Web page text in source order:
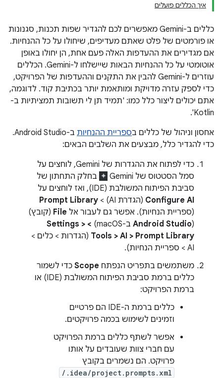
איך הכללים פועלים
כללים ב-Gemini מאפשרים לכם להגדיר שפות תכנות, סגנונות
או פורמטים של פלט שאתם מעדיפים, שיחולו על כל ההנחיות.
אם מגדירים את ההעדפות האלה פעם אחת, הן יחולו באופן
אוטומטי על כל ההנחיות הבאות שיישלחו ל-Gemini. הכללים
עוזרים ל-Gemini להבין את התקנים וההעדפות של הפרויקט,
כדי לספק עזרה מדויקת ומותאמת יותר בכתיבת קוד. לדוגמה,
אתם יכולים ליצור כלל כמו: 'תמיד תן לי תשובות תמציתיות ב-
Kotlin'.
אחסון וניהול של כללים בספריית ההנחיות
ב-Android Studio.
כדי להגדיר כלל, מבצעים את השלבים הבאים:
כדי לפתוח את ההגדרות של Gemini, לוחצים על
סמל הסטטוס של Gemini
בחלק התחתון של
סביבת הפיתוח המשולבת (IDE), ואז לוחצים על
Configure AI (הגדרת AI) >
Prompt Library
(ספריית הנחיות). אפשר גם לעבור אל File (קובץ)
(
Android Studio ב-macOS)
> Settings >
Tools > AI > Prompt Library (הגדרות > כלים >
AI > ספריית הנחיות).
משתמשים בתפריט הנפתח Scope כדי לשמור
כללים ברמת סביבת הפיתוח המשולבת (IDE) או
ברמת הפרויקט:
כללים ברמת ה-IDE הם פרטיים
וזמינים לשימוש בכמה פרויקטים.
אפשר לשתף כללים ברמת הפרויקט
עם חברי צוות שעובדים על אותו
פרויקט. הם נשמרים בקובץ
/.idea/project.prompts.xml